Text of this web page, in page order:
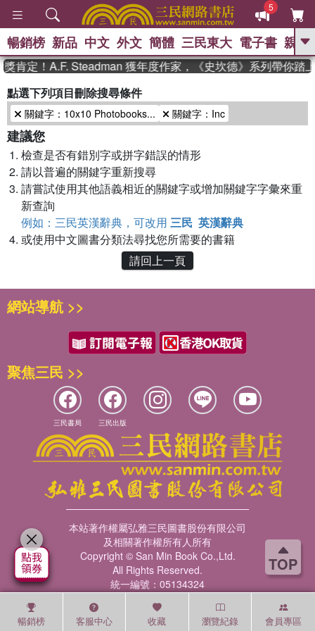
TOP
5
GO
熱搜：
、 The Odyssey 、 父親節 、 如果歷
史是一群喵 、 暑期推薦
、 、
偉大的迷走神經
暢銷榜 新品 中文 外文 簡體 三民東大 電子書 親子
肯定！A.F. Steadman 獲年度作家，《史坎德》系列帶你踏
點選下列項目刪除搜尋條件
關鍵字：10x10 Photobooks... 關鍵字：Inc
建議您
檢查是否有錯別字或拼字錯誤的情形
請以普遍的關鍵字重新搜尋
請嘗試使用其他語義相近的關鍵字或增加關鍵字字彙來重
新查詢
例如：三民英漢辭典，可改用 三民 英漢辭典
或使用中文圖書分類法尋找您所需要的書籍
請回上一頁
暢銷榜 客服中心 收藏 瀏覽紀錄 會員專區
網站導航 >>
聚焦三民 >>
三民書局 三民出版
本站著作權屬弘雅三民圖書股份有限公司
及相關著作權所有人所有
Copyright © San Min Book Co.,Ltd.
All Rights Reserved.
統一編號：05134324